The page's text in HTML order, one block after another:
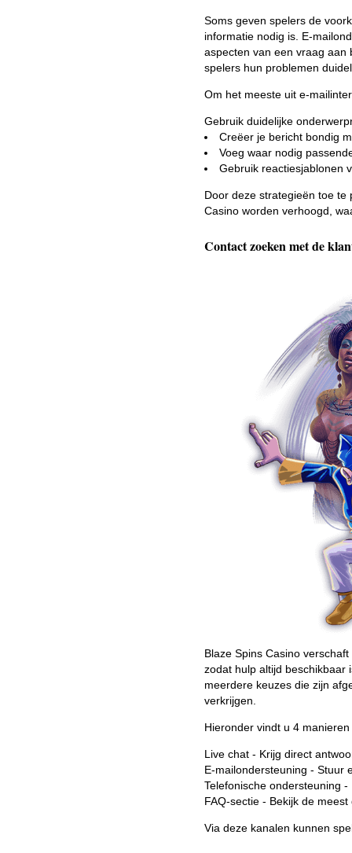
Soms geven spelers de
informatie nodig is. E-
aspecten van een vraag aan
spelers hun problemen
Om het meeste uit e-
Gebruik duidelijke
Creëer je bericht bondig
Voeg waar nodig
Gebruik reactiesjablonen
Door deze strategieën toe te
Casino worden verhoogd,
Contact zoeken met de
Blaze Spins Casino
zodat hulp altijd beschikbaar
meerdere keuzes die zijn
verkrijgen.
Hieronder vindt u 4
Live chat - Krijg direct
E-mailondersteuning - Stuur
Telefonische ondersteuning
FAQ-sectie - Bekijk de
Via deze kanalen kunnen